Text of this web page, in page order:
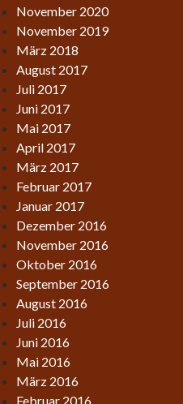
November 2020
November 2019
März 2018
August 2017
Juli 2017
Juni 2017
Mai 2017
April 2017
März 2017
Februar 2017
Januar 2017
Dezember 2016
November 2016
Oktober 2016
September 2016
August 2016
Juli 2016
Juni 2016
Mai 2016
März 2016
Februar 2016